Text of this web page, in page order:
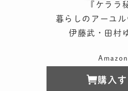
『ケララ
暮らしのアーユル
伊藤武・田村
Amazon
購入す